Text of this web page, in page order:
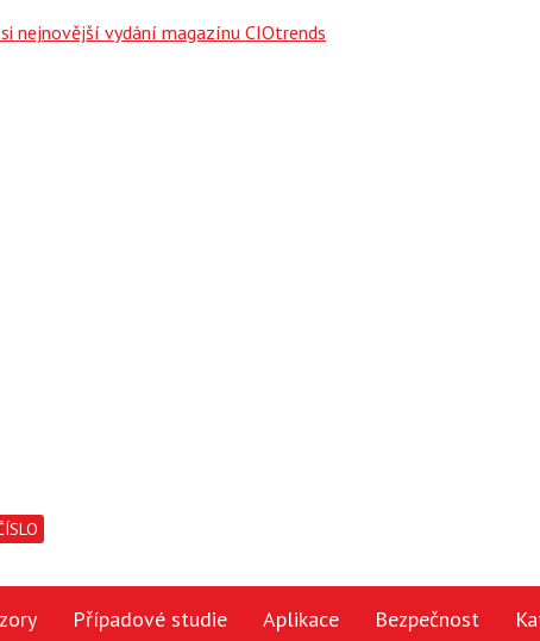
Případové studie Aplikace Bezpečnost
nejnovější vydání magazínu CIOtrends